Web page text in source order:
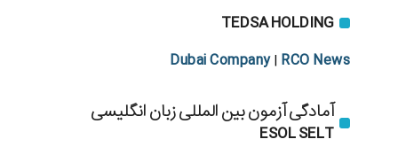
TEDSA HOLDING
Dubai Company| RCO News
آمادگی آزمون بین المللی زبان انگلیسی
ESOL SELT